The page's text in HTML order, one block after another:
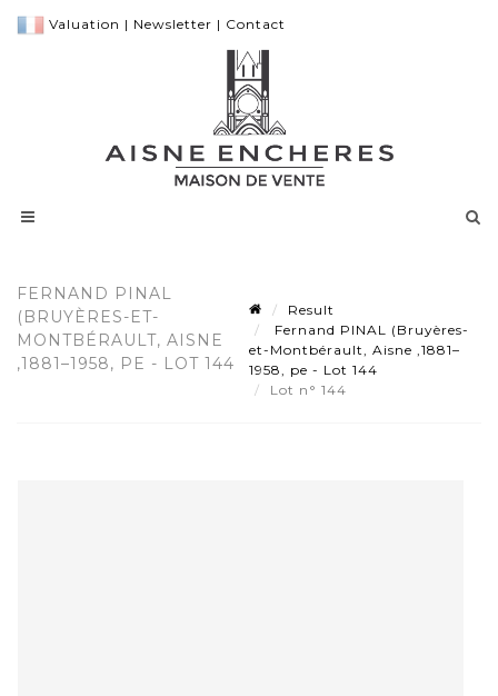
Valuation | Newsletter | Contact
FERNAND PINAL
(BRUYÈRES-ET-
MONTBÉRAULT, AISNE
,1881–1958, PE - LOT 144
Result
Fernand PINAL (Bruyères-
et-Montbérault, Aisne ,1881–
1958, pe - Lot 144
Lot n° 144